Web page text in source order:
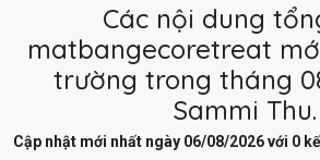
Các nội dung
matbangecoretreat
trường trong tháng
Sammi Thu.
Cập nhật mới nhất ngày 06/08/2026 với 0